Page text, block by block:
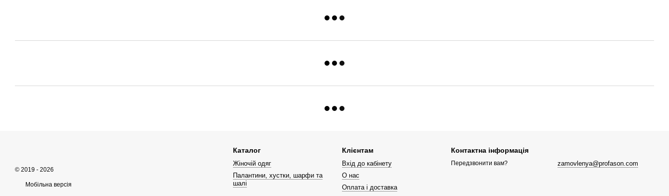
© 2019 - 2026
Мобільна версія
Каталог
Жіночій одяг
Палантини, хустки, шарфи та
шалі
Клієнтам
Вхід до кабінету
О нас
Оплата і доставка
Контактна інформація
Передзвонити вам? zamovlenya@profason.com